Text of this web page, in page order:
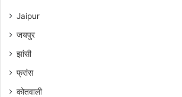
Jaipur
जयपुर
झांसी
फ्रांस
कोतवाली